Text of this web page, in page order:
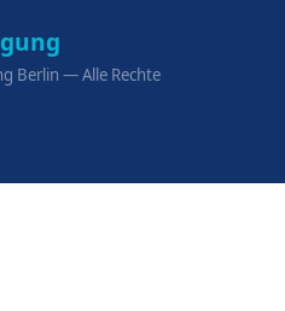
Berlin — Alle Rechte